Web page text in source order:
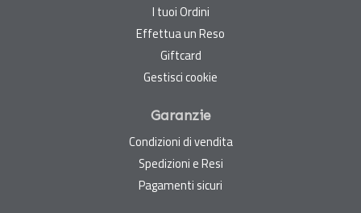
I tuoi Ordini
Effettua un Reso
Giftcard
Gestisci cookie
Garanzie
Condizioni di vendita
Spedizioni e Resi
Pagamenti sicuri